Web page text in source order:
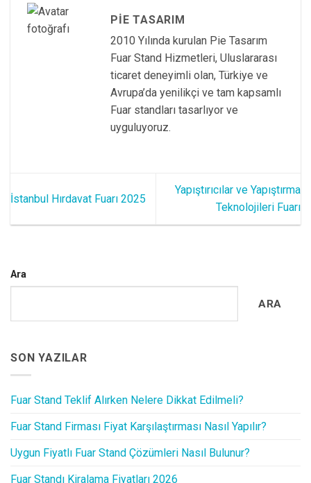
PIE TASARIM
2010 Yılında kurulan Pie Tasarım
Fuar Stand Hizmetleri, Uluslararası
ticaret deneyimli olan, Türkiye ve
Avrupa’da yenilikçi ve tam kapsamlı
Fuar standları tasarlıyor ve
uyguluyoruz.
İstanbul Hırdavat Fuarı 2025
Yapıştırıcılar ve Yapıştırma
Teknolojileri Fuarı
Ara
ARA
SON YAZILAR
Fuar Stand Teklif Alırken Nelere Dikkat Edilmeli?
Fuar Stand Firması Fiyat Karşılaştırması Nasıl Yapılır?
Uygun Fiyatlı Fuar Stand Çözümleri Nasıl Bulunur?
Fuar Standı Kiralama Fiyatları 2026